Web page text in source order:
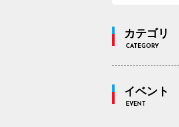
カテゴリ
CATEGORY
イベント
EVENT